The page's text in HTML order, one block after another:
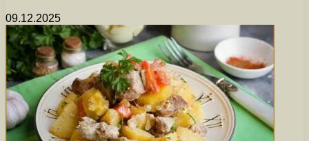
09.12.2025